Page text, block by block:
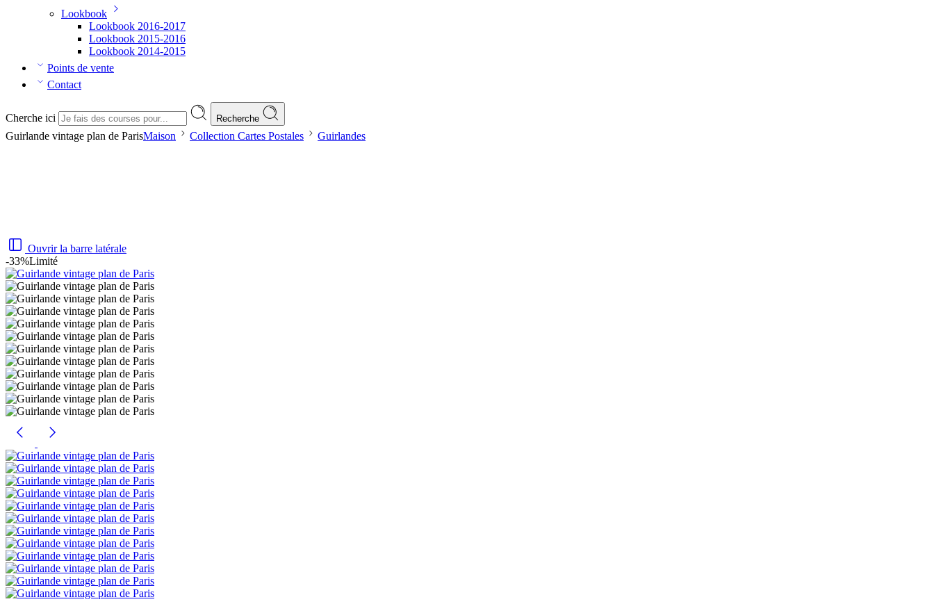
Lookbook
Lookbook 2016-2017
Lookbook 2015-2016
Lookbook 2014-2015
Points de vente
Contact
Cherche ici Recherche
Guirlande vintage plan de ParisMaison Collection Cartes Postales Guirlandes
Ouvrir la barre latérale
-33%Limité